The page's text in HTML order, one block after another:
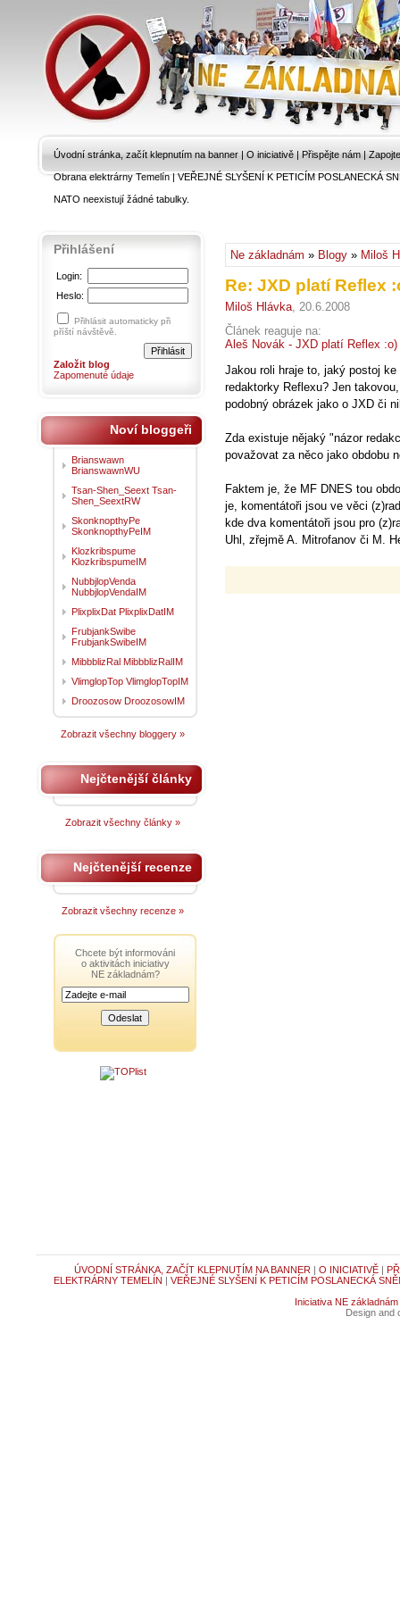
Úvodní stránka, začít klepnutím na banner | O iniciativě | Přispějte nám |
Obrana elektrárny Temelín|VEŘEJNÉ SLYŠENÍ K PETICÍM POSLANECKÁ
NATO neexistují žádné tabulky.
Ne základnám » Blogy » Miloš
Re: JXD platí Reflex
Miloš Hlávka, 20.6.2008
Článek reaguje na:
Aleš Novák - JXD platí Reflex :o)
Jakou roli hraje to, jaký postoj
redaktorky Reflexu? Jen
podobný obrázek jako o JXD či
Zda existuje nějaký "názor
považovat za něco jako obdobu
Faktem je, že MF DNES tou
je, komentátoři jsou ve věci
kde dva komentátoři jsou pro
Uhl, zřejmě A. Mitrofanov či M.
Přihlášení
Login:
Heslo:
Přihlásit automaticky při
příští návštěvě.
Založit blog
Zapomenuté údaje
Noví bloggeři
Brianswawn
BrianswawnWU
Tsan-Shen_Seext Tsan-
Shen_SeextRW
SkonknopthyPe
SkonknopthyPeIM
Klozkribspume
KlozkribspumeIM
NubbjlopVenda
NubbjlopVendaIM
PlixplixDat PlixplixDatIM
FrubjankSwibe
FrubjankSwibeIM
MibbblizRal MibbblizRalIM
VlimglopTop VlimglopTopIM
Droozosow DroozosowIM
Zobrazit všechny bloggery »
Nejčtenější články
Zobrazit všechny články »
Nejčtenější recenze
Zobrazit všechny recenze »
Chcete být informováni
o aktivitách iniciativy
NE základnám?
ÚVODNÍ STRÁNKA, ZAČÍT KLEPNUTÍM NA BANNER | O INICIATIVĚ|
ELEKTRÁRNY TEMELÍN | VEŘEJNÉ SLYŠENÍ K PETICÍM POSLANECKÁ
Iniciativa NE základnám
Design and